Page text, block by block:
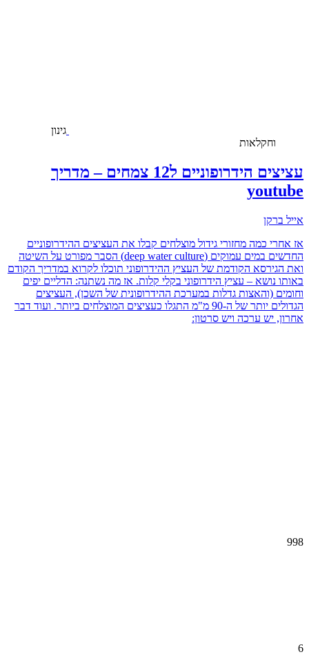
גינון
וחקלאות
עציצים הידרופוניים ל12 צמחים – מדריך
youtube
אייל ברקן
אז אחרי כמה מחזורי גידול מוצלחים קבלו את העציצים ההידרופוניים
החדשים במים עמוקים (deep water culture) הסבר מפורט על השיטה
ואת הגירסא הקודמת של העציץ ההידרופוני תוכלו לקרוא במדריך הקודם
באותו נושא – עציץ הידרופוני בקלי קלות. אז מה נשתנה: הדליים יפים
וחומים (והאצות גדלות במערכת ההידרופונית של השכן), העציצים
הגדולים יותר של ה-90 מ"מ התגלו כעציצים המוצלחים ביותר. ועוד דבר
אחרון, יש ערכה ויש סרטון:
998
6